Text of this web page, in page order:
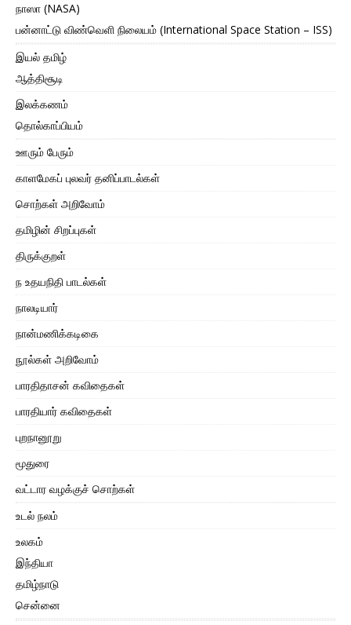
நாஸா (NASA)
பன்னாட்டு விண்வெளி நிலையம் (International Space Station – ISS)
இயல் தமிழ்
ஆத்திசூடி
இலக்கணம்
தொல்காப்பியம்
ஊரும் பேரும்
காளமேகப் புலவர் தனிப்பாடல்கள்
சொற்கள் அறிவோம்
தமிழின் சிறப்புகள்
திருக்குறள்
ந உதயநிதி பாடல்கள்
நாலடியார்
நான்மணிக்கடிகை
நூல்கள் அறிவோம்
பாரதிதாசன் கவிதைகள்
பாரதியார் கவிதைகள்
புறநானூறு
மூதுரை
வட்டார வழக்குச் சொற்கள்
உடல் நலம்
உலகம்
இந்தியா
தமிழ்நாடு
சென்னை